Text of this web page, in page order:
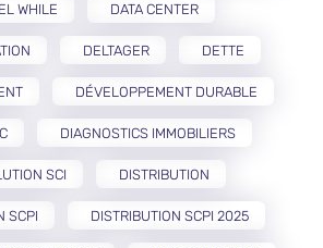
WHILE DATA CENTER
DELTAGER DETTE
DÉVELOPPEMENT DURABLE
DIAGNOSTICS IMMOBILIERS
SCI DISTRIBUTION
SCPI DISTRIBUTION SCPI 2025